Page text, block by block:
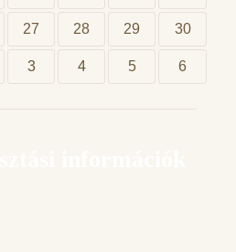
27 28 29 30
3 4 5 6